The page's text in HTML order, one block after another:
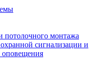
потолочного монтажа
сигнализации и
оповещения